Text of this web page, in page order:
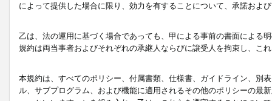
によって提供した場合に限り、効力を有することについて、承諾およ
乙は、法の運用に基づく場合であっても、甲による事前の書面による
規約は両当事者およびそれぞれの承継人ならびに譲受人を拘束し、こ
本規約は、すべてのポリシー、付属書類、仕様書、ガイドライン、別
ル、サブプログラム、および機能に適用されるその他のポリシーの最